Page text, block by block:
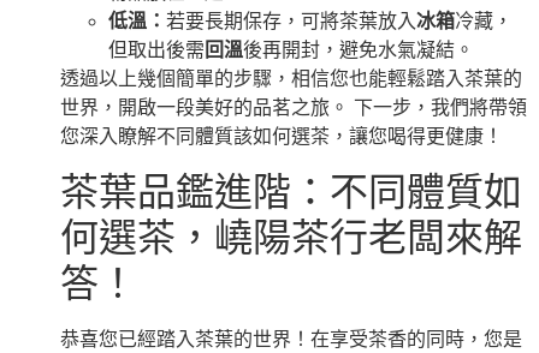
低溫： 若要長期保存，可將茶葉放入冰箱冷藏，
但取出後需 回溫後再開封，避免水氣凝結。
透過以上幾個簡單的步驟，相信您也能輕鬆踏入茶葉的
世界，開啟一段美好的品茗之旅。 下一步，我們將帶領
您深入瞭解不同體質該如何選茶，讓您喝得更健康！
茶葉品鑑進階：不同體質如
何選茶，嶢陽茶行老闆來解
答！
恭喜您已經踏入茶葉的世界！在享受茶香的同時，您是